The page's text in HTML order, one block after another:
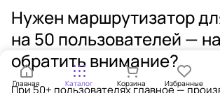
Нужен маршрутизатор
на 50 пользователей —
обратить внимание?
При 50+ пользователях главное —
Главная Каталог Корзина Избранные